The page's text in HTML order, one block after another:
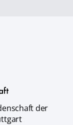
der